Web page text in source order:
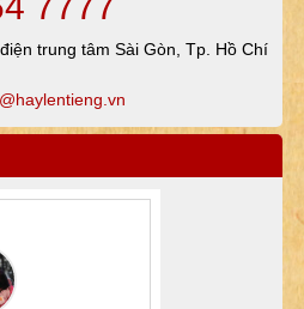
trung tâm Sài Gòn, Tp. Hồ Chí